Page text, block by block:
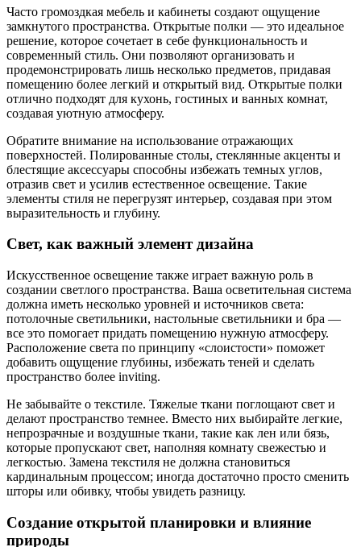
Часто громоздкая мебель и кабинеты создают ощущение
замкнутого пространства. Открытые полки — это идеальное
решение, которое сочетает в себе функциональность и
современный стиль. Они позволяют организовать и
продемонстрировать лишь несколько предметов, придавая
помещению более легкий и открытый вид. Открытые полки
отлично подходят для кухонь, гостиных и ванных комнат,
создавая уютную атмосферу.
Обратите внимание на использование отражающих
поверхностей. Полированные столы, стеклянные акценты и
блестящие аксессуары способны избежать темных углов,
отразив свет и усилив естественное освещение. Такие
элементы стиля не перегрузят интерьер, создавая при этом
выразительность и глубину.
Свет, как важный элемент дизайна
Искусственное освещение также играет важную роль в
создании светлого пространства. Ваша осветительная система
должна иметь несколько уровней и источников света:
потолочные светильники, настольные светильники и бра —
все это помогает придать помещению нужную атмосферу.
Расположение света по принципу «слоистости» поможет
добавить ощущение глубины, избежать теней и сделать
пространство более inviting.
Не забывайте о текстиле. Тяжелые ткани поглощают свет и
делают пространство темнее. Вместо них выбирайте легкие,
непрозрачные и воздушные ткани, такие как лен или бязь,
которые пропускают свет, наполняя комнату свежестью и
легкостью. Замена текстиля не должна становиться
кардинальным процессом; иногда достаточно просто сменить
шторы или обивку, чтобы увидеть разницу.
Создание открытой планировки и влияние
природы